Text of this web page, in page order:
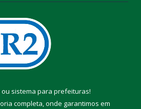
ou sistema para prefeituras!
completa, onde garantimos em